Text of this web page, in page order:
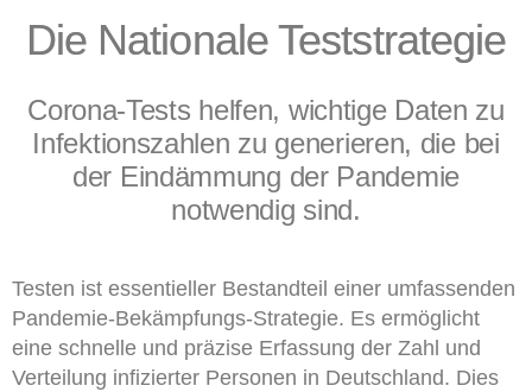
Die Nationale Teststrategie
Corona-Tests helfen, wichtige Daten zu
Infektionszahlen zu generieren, die bei
der Eindämmung der Pandemie
notwendig sind.
Testen ist essentieller Bestandteil einer umfassenden
Pandemie-Bekämpfungs-Strategie. Es ermöglicht
eine schnelle und präzise Erfassung der Zahl und
Verteilung infizierter Personen in Deutschland. Dies